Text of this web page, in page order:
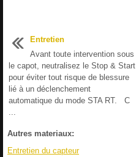
Entretien
Avant toute intervention sous
le capot, neutralisez le Stop & Start
pour éviter tout risque de blessure
lié à un déclenchement
automatique du mode STA RT. C
...
Autres materiaux:
Entretien du capteur